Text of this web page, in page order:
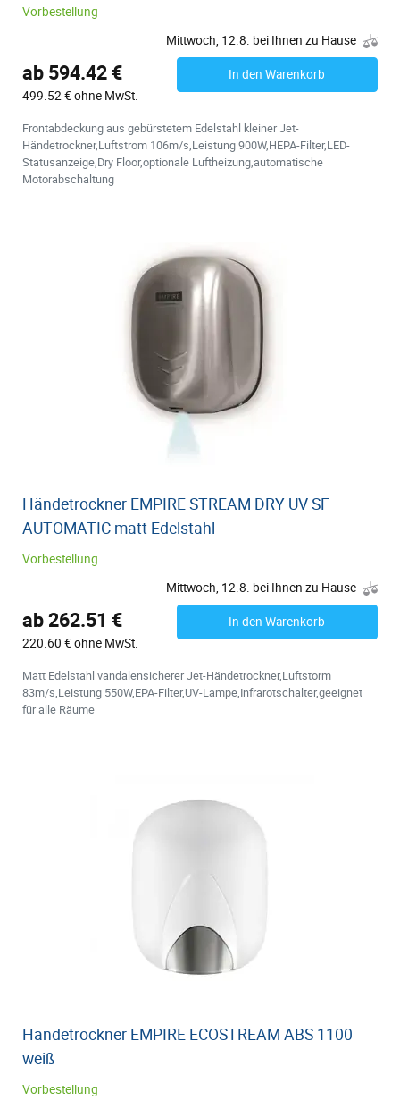
Vorbestellung
Mittwoch, 12.8. bei Ihnen zu Hause
ab 594.42 €
499.52 € ohne MwSt.
In den Warenkorb
Frontabdeckung aus gebürstetem Edelstahl kleiner Jet-
Händetrockner,Luftstrom 106m/s,Leistung 900W,HEPA-Filter,LED-
Statusanzeige,Dry Floor,optionale Luftheizung,automatische
Motorabschaltung
Händetrockner EMPIRE STREAM DRY UV SF
AUTOMATIC matt Edelstahl
Vorbestellung
Mittwoch, 12.8. bei Ihnen zu Hause
ab 262.51 €
220.60 € ohne MwSt.
In den Warenkorb
Matt Edelstahl vandalensicherer Jet-Händetrockner,Luftstorm
83m/s,Leistung 550W,EPA-Filter,UV-Lampe,Infrarotschalter,geeignet
für alle Räume
Händetrockner EMPIRE ECOSTREAM ABS 1100
weiß
Vorbestellung